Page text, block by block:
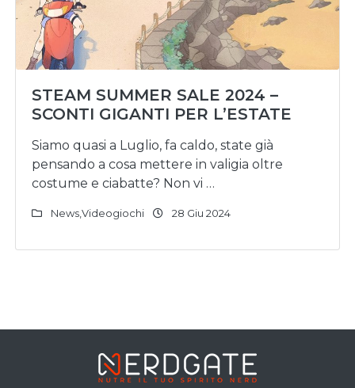
STEAM SUMMER SALE 2024 –
SCONTI GIGANTI PER L’ESTATE
Siamo quasi a Luglio, fa caldo, state già
pensando a cosa mettere in valigia oltre
costume e ciabatte? Non vi …
NewsVideogiochi 28 Giu 2024